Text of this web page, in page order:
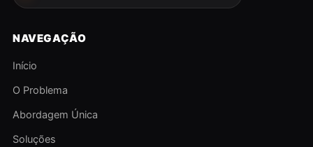
NAVEGAÇÃO
Início
O Problema
Abordagem Única
Soluções